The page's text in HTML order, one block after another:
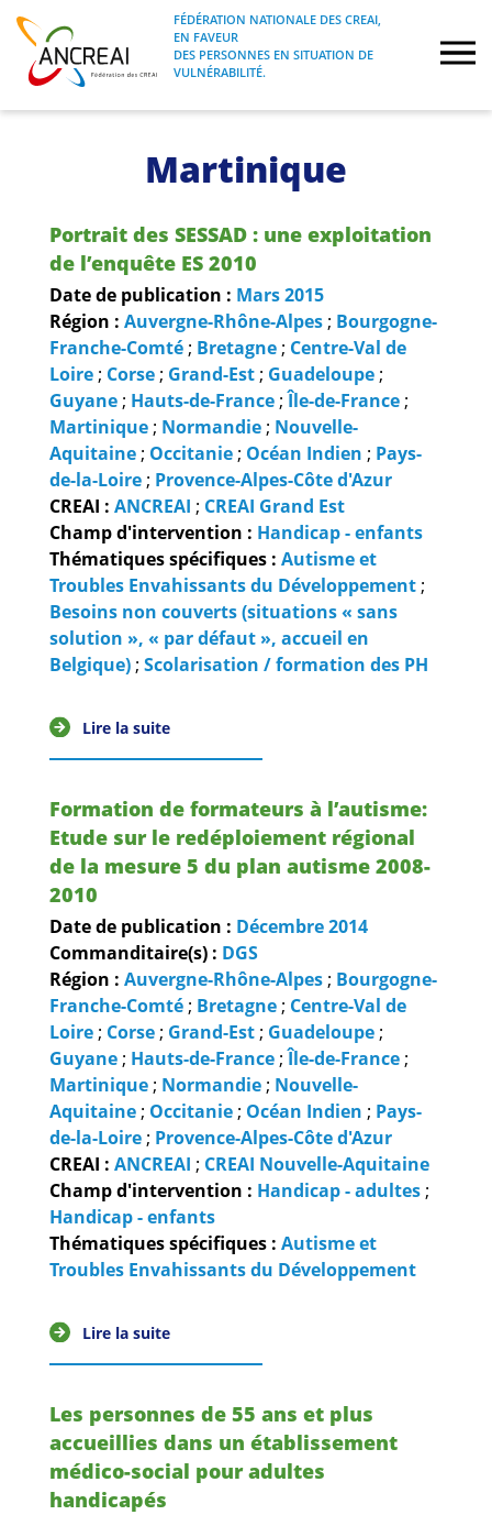
Skip
content
ANCREAI
FÉDÉRATION NATIONALE DES CREAI, EN
FAVEUR DES PERSONNES EN SITUATION
FÉDÉRATION NATIONALE DES CREAI,
EN FAVEUR
DES PERSONNES EN SITUATION DE
VULNÉRABILITÉ.
Journées nationales
Formations
Projets Fédéraux
Espace emploi
Guides et outils
Actualités
ARSENE
Martinique
Portrait des SESSAD : une exploitation
de l’enquête ES 2010
Date de publication : Mars2015
Région : Auvergne-Rhône-Alpes ; Bourgogne-
Franche-Comté ; Bretagne ; Centre-Val de
Loire ; Corse ; Grand-Est ; Guadeloupe ;
Guyane ; Hauts-de-France ;Île-de-France ;
Martinique ; Normandie ; Nouvelle-
Aquitaine ; Occitanie ; Océan Indien ; Pays-
de-la-Loire ; Provence-Alpes-Côte d'Azur
CREAI : ANCREAI ; CREAI Grand Est
Champ d'intervention : Handicap - enfants
Thématiques spécifiques : Autisme et
Troubles Envahissants du Développement ;
Besoins non couverts (situations « sans
solution », « par défaut », accueil en
Belgique) ; Scolarisation / formation des PH
Lire la suite
Formation de formateurs à l’autisme:
Etude sur le redéploiement régional
de la mesure 5 du plan autisme 2008-
2010
Date de publication : Décembre2014
Commanditaire(s) : DGS
Région : Auvergne-Rhône-Alpes ; Bourgogne-
Franche-Comté ; Bretagne ; Centre-Val de
Loire ; Corse ; Grand-Est ; Guadeloupe ;
Guyane ; Hauts-de-France ;Île-de-France ;
Martinique ; Normandie ; Nouvelle-
Aquitaine ; Occitanie ; Océan Indien ; Pays-
de-la-Loire ; Provence-Alpes-Côte d'Azur
CREAI : ANCREAI ; CREAI Nouvelle-Aquitaine
Champ d'intervention : Handicap - adultes ;
Handicap - enfants
Thématiques spécifiques : Autisme et
Troubles Envahissants du Développement
Lire la suite
Les personnes de 55 ans et plus
accueillies dans un établissement
médico-social pour adultes
handicapés